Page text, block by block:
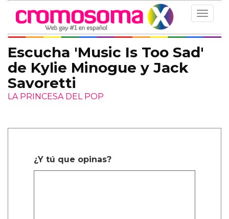
Toggle
Escucha 'Music Is Too Sad'
de Kylie Minogue y Jack
Savoretti
LA PRINCESA DEL POP
¿Y tú que opinas?